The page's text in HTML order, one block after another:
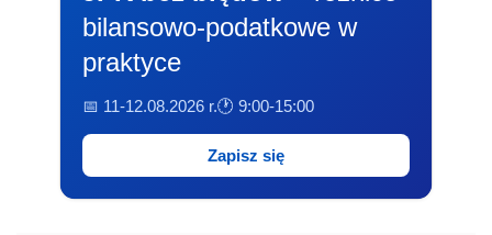
bilansowo-podatkowe w
praktyce
📅 11-12.08.2026 r.🕐 9:00-15:00
Zapisz się